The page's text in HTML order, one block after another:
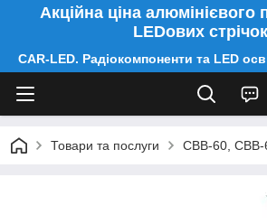
Акційна ціна
LEDових
CAR-LED. Радіокомпоненти та LED
Товари та послуги CBB-60, CBB-